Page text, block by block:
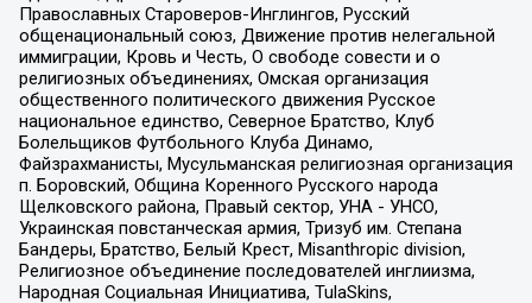
Православных Староверов-Инглингов, Русский
общенациональный союз, Движение против нелегальной
иммиграции, Кровь и Честь, О свободе совести и о
религиозных объединениях, Омская организация
общественного политического движения Русское
национальное единство, Северное Братство, Клуб
Болельщиков Футбольного Клуба Динамо,
Файзрахманисты, Мусульманская религиозная организация
п. Боровский, Община Коренного Русского народа
Щелковского района, Правый сектор, УНА - УНСО,
Украинская повстанческая армия, Тризуб им. Степана
Бандеры, Братство, Белый Крест, Misanthropic division,
Религиозное объединение последователей инглиизма,
Народная Социальная Инициатива, TulaSkins,